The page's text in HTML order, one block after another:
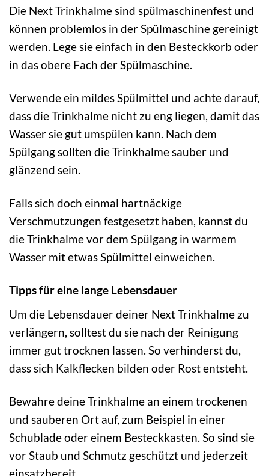
Die Next Trinkhalme sind spülmaschinenfest und
können problemlos in der Spülmaschine gereinigt
werden. Lege sie einfach in den Besteckkorb oder
in das obere Fach der Spülmaschine.
Verwende ein mildes Spülmittel und achte darauf,
dass die Trinkhalme nicht zu eng liegen, damit das
Wasser sie gut umspülen kann. Nach dem
Spülgang sollten die Trinkhalme sauber und
glänzend sein.
Falls sich doch einmal hartnäckige
Verschmutzungen festgesetzt haben, kannst du
die Trinkhalme vor dem Spülgang in warmem
Wasser mit etwas Spülmittel einweichen.
Tipps für eine lange Lebensdauer
Um die Lebensdauer deiner Next Trinkhalme zu
verlängern, solltest du sie nach der Reinigung
immer gut trocknen lassen. So verhinderst du,
dass sich Kalkflecken bilden oder Rost entsteht.
Bewahre deine Trinkhalme an einem trockenen
und sauberen Ort auf, zum Beispiel in einer
Schublade oder einem Besteckkasten. So sind sie
vor Staub und Schmutz geschützt und jederzeit
einsatzbereit.